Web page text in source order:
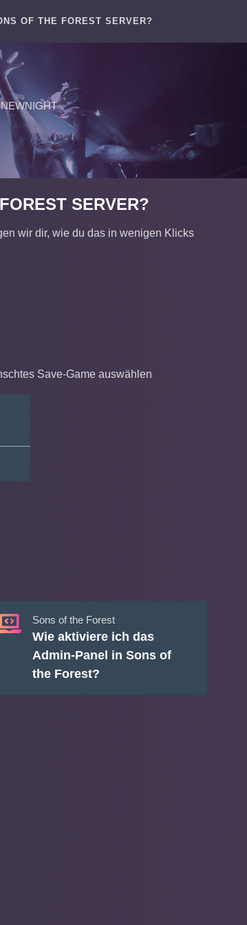
OF THE FOREST SERVER?
NEWNIGHT
SERVER?
wir dir, wie du das in wenigen Klicks
Save-Game auswählen
Sons of the Forest
Wie aktiviere ich das
Admin-Panel in Sons of
the Forest?